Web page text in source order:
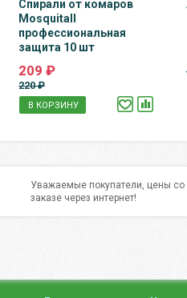
Спирали от комаров
Mosquitall
профессиональная
защита 10 шт
209 ₽
220 ₽
В КОРЗИНУ
Уважаемые покупатели, цены со
заказе через интернет!